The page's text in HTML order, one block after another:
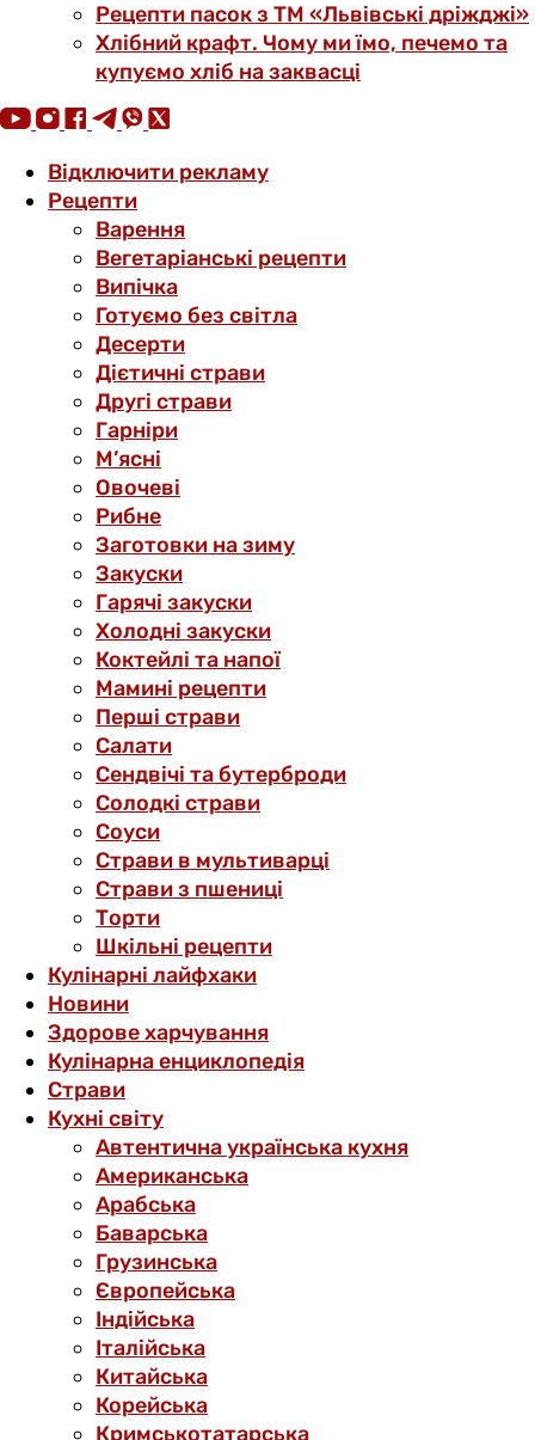
Рецепти пасок з ТМ «Львівські дріжджі»
Хлібний крафт. Чому ми їмо, печемо та
купуємо хліб на заквасці
Відключити рекламу
Рецепти
Варення
Вегетаріанські рецепти
Випічка
Готуємо без світла
Десерти
Дієтичні страви
Другі страви
Гарніри
М’ясні
Овочеві
Рибне
Заготовки на зиму
Закуски
Гарячі закуски
Холодні закуски
Коктейлі та напої
Мамині рецепти
Перші страви
Салати
Сендвічі та бутерброди
Солодкі страви
Соуси
Страви в мультиварці
Страви з пшениці
Торти
Шкільні рецепти
Кулінарні лайфхаки
Новини
Здорове харчування
Кулінарна енциклопедія
Страви
Кухні світу
Автентична українська кухня
Американська
Арабська
Баварська
Грузинська
Європейська
Індійська
Італійська
Китайська
Корейська
Кримськотатарська